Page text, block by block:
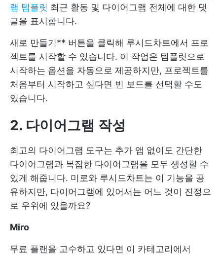
램 템플릿 최근 활동 및 다이어그램 전체에 대한 댓
글을 표시합니다.
새로 만들기** 버튼을 클릭해 루시드차트에서 프로
젝트를 시작할 수 있습니다. 이 작업은 템플릿으로
시작하는 옵션을 자동으로 제공하지만, 프로젝트를
처음부터 시작하고 싶다면 빈 보드를 선택할 수도
있습니다.
2. 다이어그램 작성
최고의 다이어그램 도구는 추가 앱 없이도 간단한
다이어그램과 복잡한 다이어그램을 모두 생성할 수
있게 해줍니다. 미로와 루시드차트는 이 기능을 공
유하지만, 다이어그램에 있어서는 어느 것이 진정으
로 우위에 있을까요?
Miro
무료 플랜을 고수하고 있다면 이 카테고리에서